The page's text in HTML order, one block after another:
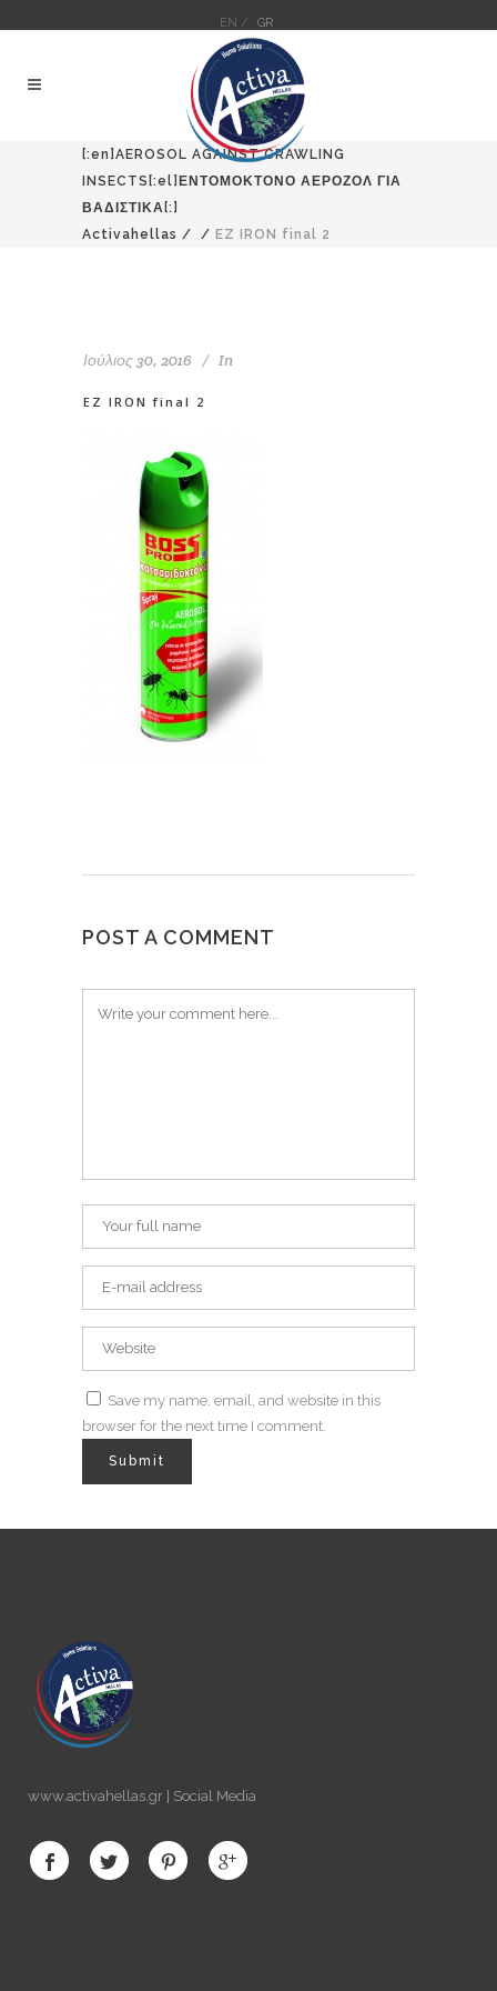
EN / GR
[:en]AEROSOL AGAINST CRAWLING
INSECTS[:el]ΕΝΤΟΜΟΚΤΟΝΟ ΑΕΡΟΖΟΛ ΓΙΑ
ΒΑΔΙΣΤΙΚΑ[:]
Activahellas / / EZ IRON final 2
Ιούλιος 30, 2016 In
EZ IRON final 2
POST A COMMENT
Save my name, email, and website in this
browser for the next time I comment.
www.activahellas.gr | Social Media